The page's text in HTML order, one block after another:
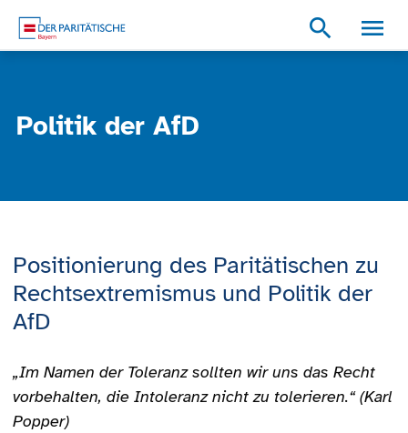
search
Politik der AfD
Positionierung des Paritätischen zu
Rechtsextremismus und Politik der
AfD
„Im Namen der Toleranz sollten wir uns das Recht
vorbehalten, die Intoleranz nicht zu tolerieren.“ (Karl
Popper)